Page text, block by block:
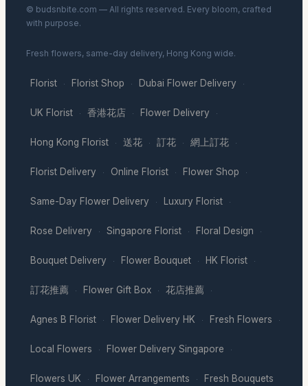
© budsnbite.com — All rights reserved. Every bloom, crafted
with purpose.
Fresh flowers, same-day delivery, Hong Kong wide.
Florist · Florist Shop · Dubai Flower Delivery ·
UK Florist · 香港花店 · Flower Delivery ·
Hong Kong Florist · 送花 · 訂花 · 網上訂花 ·
Florist Delivery · Online Florist · Flower Shop ·
Same-Day Flower Delivery · Luxury Florist ·
Rose Delivery · Singapore Florist · Floral Design ·
Bouquet Delivery · Flower Bouquet · HK Florist ·
訂花推薦 · Flower Gift Box · 花店推薦 ·
Agnes B Florist · Flower Delivery HK · Fresh Flowers ·
Local Flowers · Flower Delivery Singapore ·
Flowers UK · Flower Arrangements · Fresh Bouquets